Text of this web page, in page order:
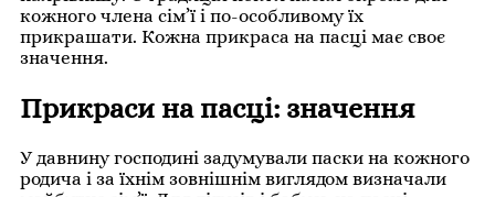
кожного члена сім’ї і по-особливому їх
прикрашати. Кожна прикраса на пасці має своє
значення.
Прикраси на пасці: значення
У давнину господині задумували паски на кожного
родича і за їхнім зовнішнім виглядом визначали